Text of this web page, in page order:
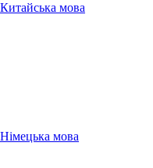
Китайська мова
Німецька мова